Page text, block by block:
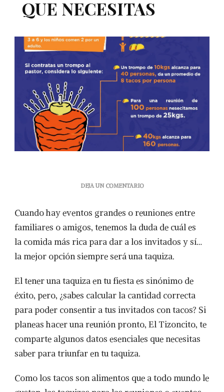
QUE NECESITAS
DEJA UN COMENTARIOEN
TAQUIZA
PRONTO?
CALCULA
LA
CANTIDAD
DE
QUE
Cuando hay eventos grandes o reuniones entre
familiares o amigos, tenemos la duda de cuál es
la comida más rica para dar a los invitados y sí…
la mejor opción siempre será una taquiza.
El tener una taquiza en tu fiesta es sinónimo de
éxito, pero, ¿sabes calcular la cantidad correcta
para poder consentir a tus invitados con tacos? Si
planeas hacer una reunión pronto, El Tizoncito, te
comparte algunos datos esenciales que necesitas
saber para triunfar en tu taquiza.
Como los tacos son alimentos que a todo mundo le